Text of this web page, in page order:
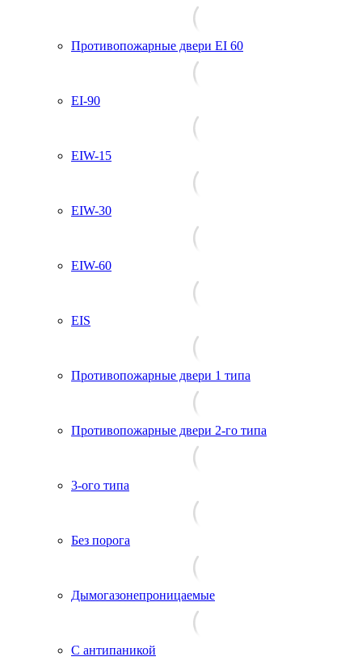
Противопожарные двери EI 60
EI-90
EIW-15
EIW-30
EIW-60
EIS
Противопожарные двери 1 типа
Противопожарные двери 2-го типа
3-ого типа
Без порога
Дымогазонепроницаемые
С антипаникой